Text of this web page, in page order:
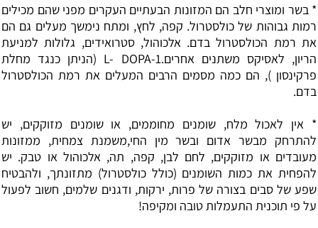
* בשר ומוצרי חלב הם המזונות הבעתיים העקרים מפני שהם מכילים
רמות גבוהות של כולסטרול. קפה, לחץ, ומתח נימשך מעלים גם הם
את רמת הכולסטרול בדם. אלכוהול, סטרואידים, גלולות למניעת
הריון, לאסיקס משתנים אחרים.1-L- DOPA (הניתן כנגד מחלת
פרקינסון ), הם כמה מסמים הרבים המעלים את רמת הכולסטרול
בדם.
* אין לאכול מלח, שומנים מחוממים, או שומנים מזוקקים, יש
להתרחק מבשר אדום ובשר מין החי,משמנת צמחית, ממזונות
מעובדים או מזוקקים, לחם לבן, קפה, תה, אלכוהול או טבק. יש
להפחית את כמות השומנים (כולל כולסטרול) מתזונתך, ולהבטיח
שפע של סבים בצורה של פרות, ירקות, ודגנים שלמים, חשוב לפעול
על פי תוכנית התעמלות טובה ומקיפה!